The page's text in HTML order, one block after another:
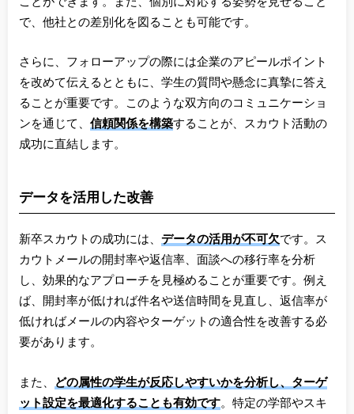
で、他社との差別化を図ることも可能です。
さらに、フォローアップの際には企業のアピールポイント
を改めて伝えるとともに、学生の質問や懸念に真摯に答え
ることが重要です。このような双方向のコミュニケーショ
ンを通じて、 信頼関係を構築することが、スカウト活動の
成功に直結します。
データを活用した改善
新卒スカウトの成功には、 データの活用が不可欠です。ス
カウトメールの開封率や返信率、面談への移行率を分析
し、効果的なアプローチを見極めることが重要です。例え
ば、開封率が低ければ件名や送信時間を見直し、返信率が
低ければメールの内容やターゲットの適合性を改善する必
要があります。
また、
どの属性の学生が反応しやすいかを分析し、ターゲ
ット設定を最適化することも有効です。特定の学部やスキ